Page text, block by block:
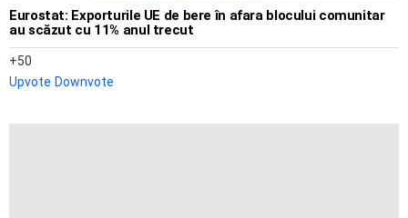
Eurostat: Exporturile UE de bere în afara blocului comunitar
au scăzut cu 11% anul trecut
50
Upvote Downvote